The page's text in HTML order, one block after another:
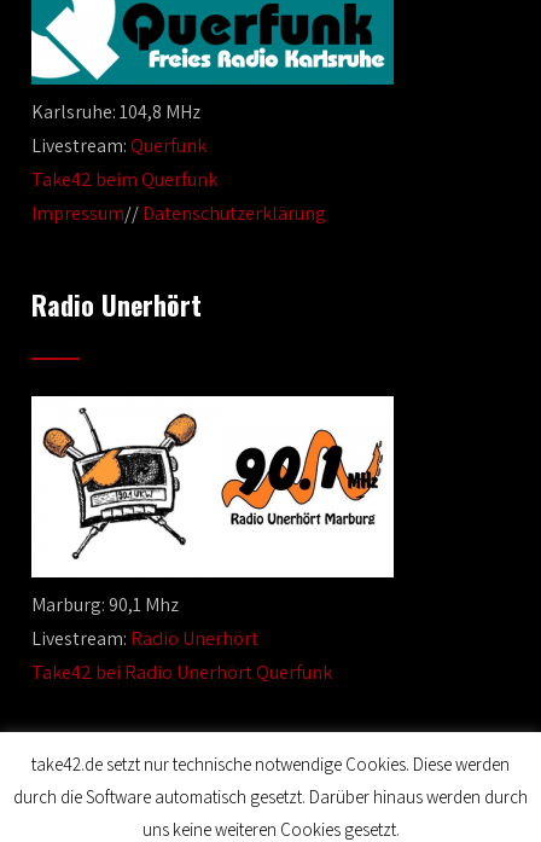
Karlsruhe: 104,8 MHz
Livestream:Querfunk
Take42 beim Querfunk
Impressum//Datenschutzerklärung
Radio Unerhört
Marburg: 90,1 Mhz
Livestream: Radio Unerhört
Take42 bei Radio Unerhört Querfunk
© 2020 Film Maker. All Rights Reserved. Designed by SKT
take42.de setzt nur technische notwendige Cookies. Diese werden
durch die Software automatisch gesetzt. Darüber hinaus werden durch
uns keine weiteren Cookies gesetzt.